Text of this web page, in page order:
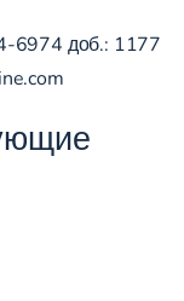
6974 доб.: 1177